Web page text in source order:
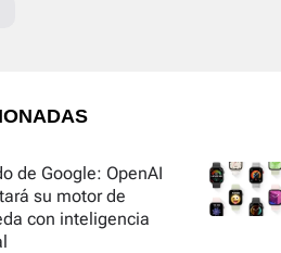
de Google: OpenAI
su motor de
con inteligencia